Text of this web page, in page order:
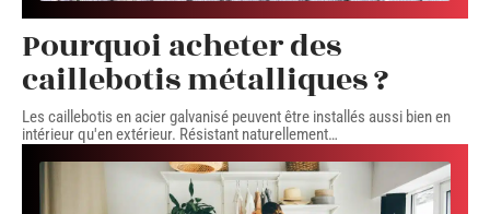
Pourquoi acheter des
caillebotis métalliques ?
Les caillebotis en acier galvanisé peuvent être installés aussi bien en
intérieur qu'en extérieur. Résistant naturellement…